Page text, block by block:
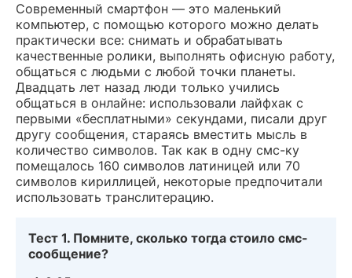
Современный смартфон — это маленький
компьютер, с помощью которого можно делать
практически все: снимать и обрабатывать
качественные ролики, выполнять офисную работу,
общаться с людьми с любой точки планеты.
Двадцать лет назад люди только учились
общаться в онлайне: использовали лайфхак с
первыми «бесплатными» секундами, писали друг
другу сообщения, стараясь вместить мысль в
количество символов. Так как в одну смс-ку
помещалось 160 символов латиницей или 70
символов кириллицей, некоторые предпочитали
использовать транслитерацию.
Тест 1. Помните, сколько тогда стоило смс-
сообщение?